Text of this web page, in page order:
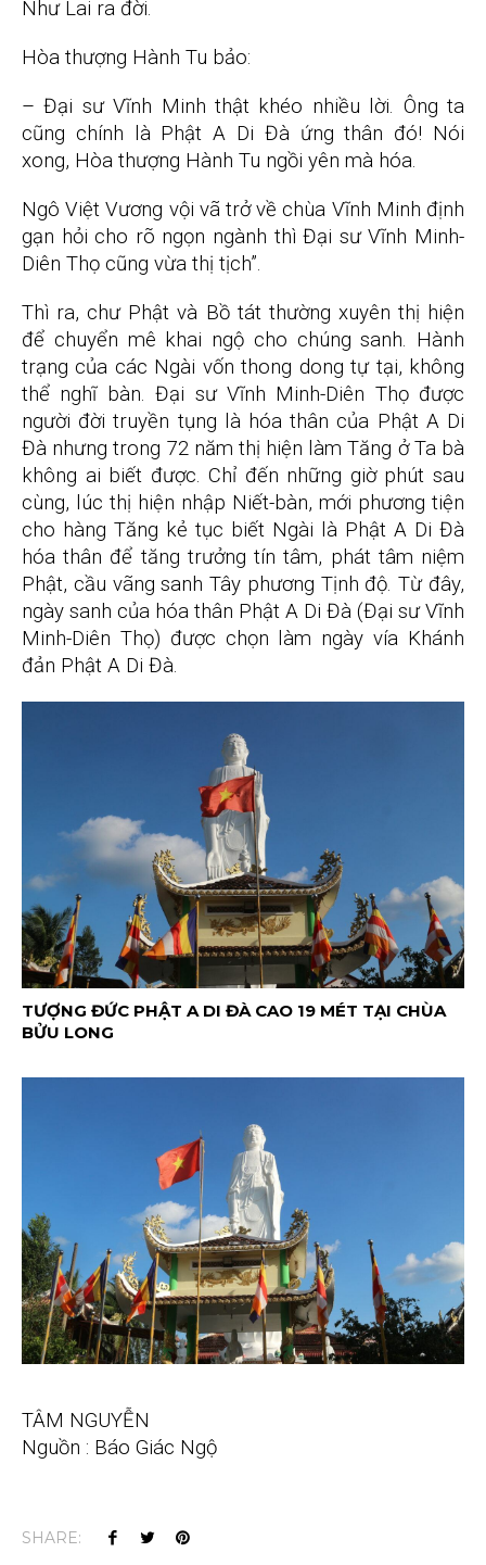
Như Lai ra đời.
Hòa thượng Hành Tu bảo:
– Đại sư Vĩnh Minh thật khéo nhiều lời. Ông ta
cũng chính là Phật A Di Đà ứng thân đó! Nói
xong, Hòa thượng Hành Tu ngồi yên mà hóa.
Ngô Việt Vương vội vã trở về chùa Vĩnh Minh định
gạn hỏi cho rõ ngọn ngành thì Đại sư Vĩnh Minh-
Diên Thọ cũng vừa thị tịch”.
Thì ra, chư Phật và Bồ tát thường xuyên thị hiện
để chuyển mê khai ngộ cho chúng sanh. Hành
trạng của các Ngài vốn thong dong tự tại, không
thể nghĩ bàn. Đại sư Vĩnh Minh-Diên Thọ được
người đời truyền tụng là hóa thân của Phật A Di
Đà nhưng trong 72 năm thị hiện làm Tăng ở Ta bà
không ai biết được. Chỉ đến những giờ phút sau
cùng, lúc thị hiện nhập Niết-bàn, mới phương tiện
cho hàng Tăng kẻ tục biết Ngài là Phật A Di Đà
hóa thân để tăng trưởng tín tâm, phát tâm niệm
Phật, cầu vãng sanh Tây phương Tịnh độ. Từ đây,
ngày sanh của hóa thân Phật A Di Đà (Đại sư Vĩnh
Minh-Diên Thọ) được chọn làm ngày vía Khánh
đản Phật A Di Đà.
TƯỢNG ĐỨC PHẬT A DI ĐÀ CAO 19 MÉT TẠI CHÙA
BỬU LONG
TÂM NGUYỄN
Nguồn : Báo Giác Ngộ
SHARE: